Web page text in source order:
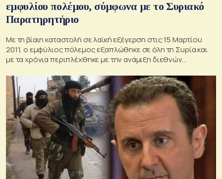
εμφυλίου πολέμου, σύμφωνα με το Συριακό
Παρατηρητήριο
Με τη βίαιη καταστολή σε λαϊκή εξέγερση στις 15 Μαρτίου
2011, ο εμφύλιος πόλεμος εξαπλώθηκε σε όλη τη Συρία και
με τα χρόνια περιπλέχθηκε με την ανάμιξη διεθνών